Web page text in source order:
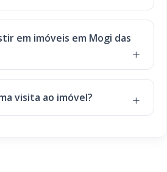
em imóveis em Mogi das
visita ao imóvel?